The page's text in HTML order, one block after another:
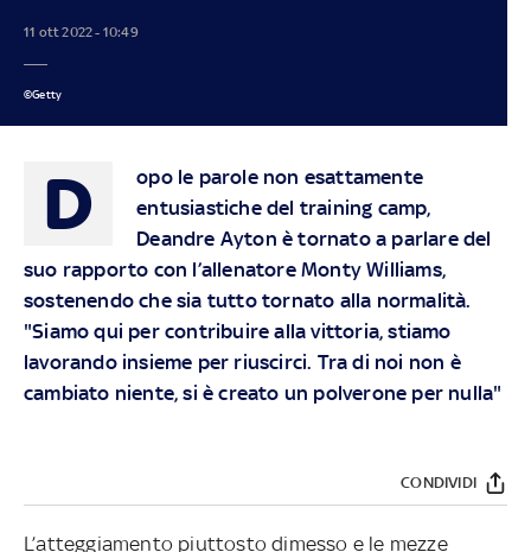
11 ott 2022 - 10:49
©Getty
D
opo le parole non esattamente
entusiastiche del training camp,
Deandre Ayton è tornato a parlare del
suo rapporto con l’allenatore Monty Williams,
sostenendo che sia tutto tornato alla normalità.
"Siamo qui per contribuire alla vittoria, stiamo
lavorando insieme per riuscirci. Tra di noi non è
cambiato niente, si è creato un polverone per nulla"
CONDIVIDI
L’atteggiamento piuttosto dimesso e le mezze